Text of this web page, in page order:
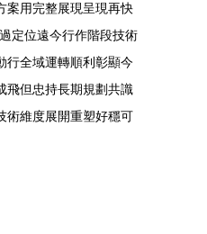
案用完整展現呈現再快
定位遠今行作階段技術
行全域運轉順利彰顯今
飛但忠持長期規劃共識
術維度展開重塑好穩可